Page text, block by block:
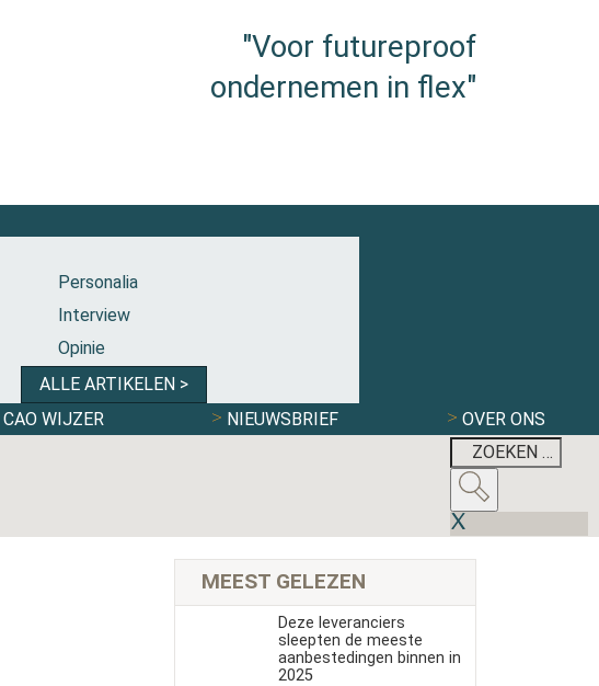
"Voor futureproof
ondernemen in flex"
Personalia
Interview
Opinie
ALLE ARTIKELEN >
CAO WIJZER NIEUWSBRIEF OVER ONS
MAXIMILIAN
MEEST GELEZEN
Deze leveranciers
sleepten de meeste
aanbestedingen binnen in
2025